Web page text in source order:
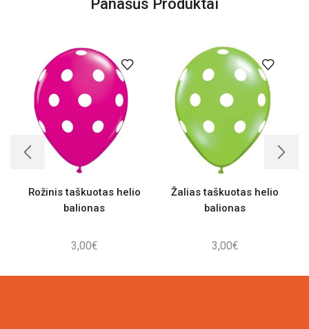
Rožinis taškuotas helio
balionas
3,00€
Žalias taškuotas helio
balionas
3,00€